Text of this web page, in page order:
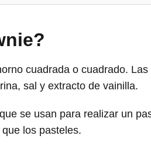
cuadrada o cuadrado.
sal y extracto de vainilla.
se usan para realizar un
los pasteles.